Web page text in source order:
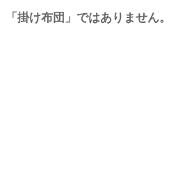
掛け布団」ではありません。